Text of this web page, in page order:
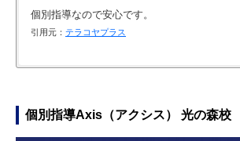
個別指導なので安心です。
引用元： テラコヤプラス
引用元：テラコヤプラス
勉強への態度の改善にも役立っている。
対応してくれました。
個別指導Axis（アクシス） 光の森校